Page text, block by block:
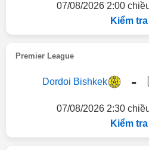
07/08/2026 2:00
Kiểm
Premier League
Dordoi Bishkek -
07/08/2026 2:30
Kiểm